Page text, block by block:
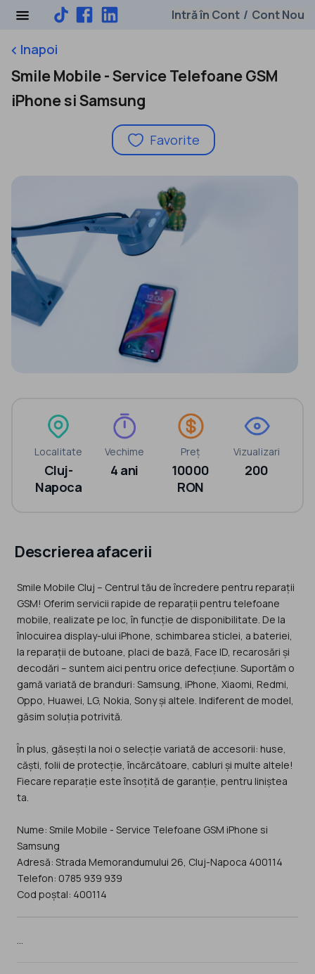
Intră în Cont / Cont Nou
keyboard_arrow_leftInapoi
Smile Mobile - Service Telefoane GSM
iPhone si Samsung
Favorite
Localitate
Cluj-
Napoca
Vechime
4 ani
Preț
10000
RON
Vizualizari
200
Descrierea afacerii
Smile Mobile Cluj – Centrul tău de încredere pentru reparații
GSM! Oferim servicii rapide de reparații pentru telefoane
mobile, realizate pe loc, în funcție de disponibilitate. De la
înlocuirea display-ului iPhone, schimbarea sticlei, a bateriei,
la reparații de butoane, placi de bază, Face ID, recarosări și
decodări – suntem aici pentru orice defecțiune. Suportăm o
gamă variată de branduri: Samsung, iPhone, Xiaomi, Redmi,
Oppo, Huawei, LG, Nokia, Sony și altele. Indiferent de model,
găsim soluția potrivită.
În plus, găsești la noi o selecție variată de accesorii: huse,
căști, folii de protecție, încărcătoare, cabluri și multe altele!
Fiecare reparație este însoțită de garanție, pentru liniștea
ta.
Nume: Smile Mobile - Service Telefoane GSM iPhone si
Samsung
Adresă: Strada Memorandumului 26, Cluj-Napoca 400114
Telefon: 0785 939 939
Cod poștal: 400114
...